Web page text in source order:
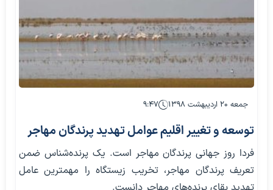
جمعه ۲۰ اردیبهشت ۱۳۹۸ ۹:۴۷
توسعه و تغییر اقلیم عوامل تهدید پرندگان مهاجر
فردا روز جهانی پرندگان مهاجر است. یک پرنده‌شناس ضمن
تعریف پرندگان مهاجر، تخریب زیستگاه را مهمترین عامل